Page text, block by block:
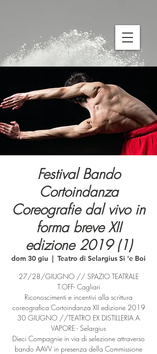
Festival Bando
Cortoindanza
Coreografie dal vivo in
forma breve XII
edizione 2019 (1)
dom 30 giu
  |
Teatro di Selargius Si 'e Boi
27/28/GIUGNO // SPAZIO TEATRALE
T.OFF- Cagliari
Riconoscimenti e incentivi alla scrittura
coreografica Cortoindanza XII edizione 2019
30 GIUGNO //TEATRO EX DISTILLERIA A
VAPORE - Selargius
Dieci Compagnie in via di selezione attraverso
bando AAVV in presenza della Commissione